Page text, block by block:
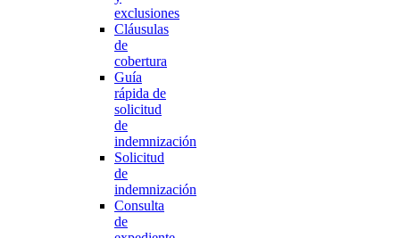
exclusiones
Cláusulas
de
cobertura
Guía
rápida de
solicitud
de
indemnización
Solicitud
de
indemnización
Consulta
de